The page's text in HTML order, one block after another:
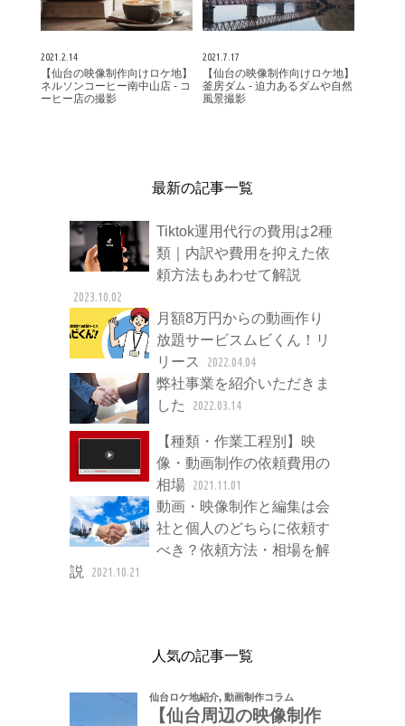
2021.2.14
【仙台の映像制作向けロケ地】
ネルソンコーヒー南中山店 - コ
ーヒー店の撮影
2021.7.17
【仙台の映像制作向けロケ地】
釜房ダム - 迫力あるダムや自然
風景撮影
最新の記事一覧
Tiktok運用代行の費用は2種
類｜内訳や費用を抑えた依
頼方法もあわせて解説
2023.10.02
月額8万円からの動画作り
放題サービスムビくん！リ
リース
2022.04.04
弊社事業を紹介いただきま
した
2022.03.14
【種類・作業工程別】映
像・動画制作の依頼費用の
相場 2021.11.01
動画・映像制作と編集は会
社と個人のどちらに依頼す
べき？依頼方法・相場を解
説
2021.10.21
人気の記事一覧